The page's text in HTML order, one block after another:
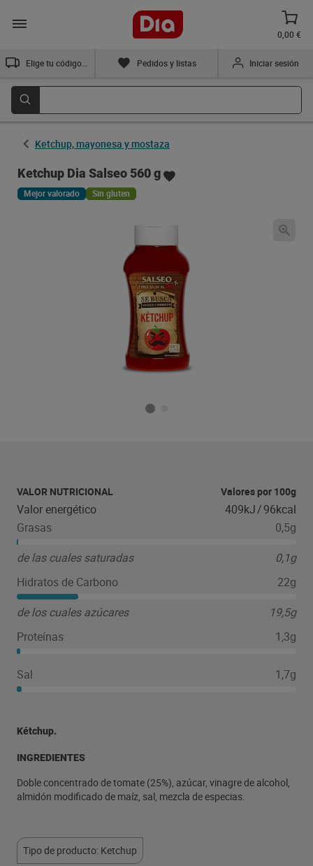
0,00 €
Pedidos y listas Iniciar sesión
Ketchup, mayonesa y mostaza
Ketchup Dia Salseo 560 g
Mejor valorado Sin gluten
VALOR NUTRICIONAL Valores por 100g
Valor energético 409kJ/96kcal
Grasas
0,5g
de las cuales saturadas
0,1g
Hidratos de Carbono
22g
de los cuales azúcares
19,5g
Proteínas
1,3g
Sal 1,7g
Kétchup.
INGREDIENTES
Doble concentrado de tomate (25%), azúcar, vinagre de alcohol,
almidón modificado de maíz, sal, mezcla de especias.
Tipo de producto: Ketchup